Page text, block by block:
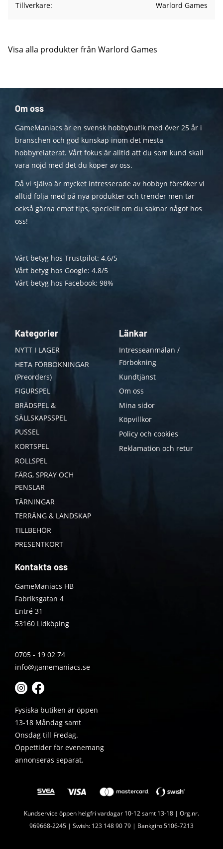
Tillverkare
Warlord Games
Visa alla produkter från Warlord Games
Om oss
GameManiacs är en svensk hobbybutik med över 25 år i
branschen och god kunskap inom det mesta
hobbyrelaterat. Vårt fokus är alltid att du som kund skall
vara nöjd med det du köper av oss.
Då vi själva är mycket intresserade av hobbyn försöker vi
alltid följa med på nya produkter och trender men tar
också gärna emot tips, speciellt om du saknar något hos
oss!
Vårt betyg hos Trustpilot: 4.6/5
Vårt betyg hos Google: 4.8/5
Vårt betyg hos Facebook: 98%
Kategorier
NYTT I LAGER
HETA FÖRBOKNINGAR
(Preorders)
FIGURSPEL
BRÄDSPEL &
SÄLLSKAPSSPEL
PUSSEL
KORTSPEL
ROLLSPEL
FÄRG, SPRAY OCH
PENSLAR
TÄRNINGAR
TERRÄNG & LANDSKAP
TILLBEHÖR
PRESENTKORT
Länkar
Intresseanmälan /
Förbokning
Kundtjänst
Om oss
Mina sidor
Köpvillkor
Policy och cookies
Reklamation och retur
Kontakta oss
GameManiacs HB
Fabriksgatan 4
Entré 31
53160 Lidköping
0705 - 19 02 74
info@gamemaniacs.se
Fysiska butiken är öppen
13-18 Måndag samt
Onsdag till Fredag.
Öppettider för evenemang
annonseras separat.
Kundservice öppen helgfri vardagar 10-12 samt 13-18 | Org.nr.
969668-2245 | Swish: 123 148 90 79 | Bankgiro 5106-7213